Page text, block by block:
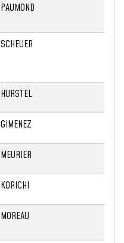
PAUMOND
SCHEUER
HURSTEL
GIMENEZ
MEURIER
KORICHI
MOREAU